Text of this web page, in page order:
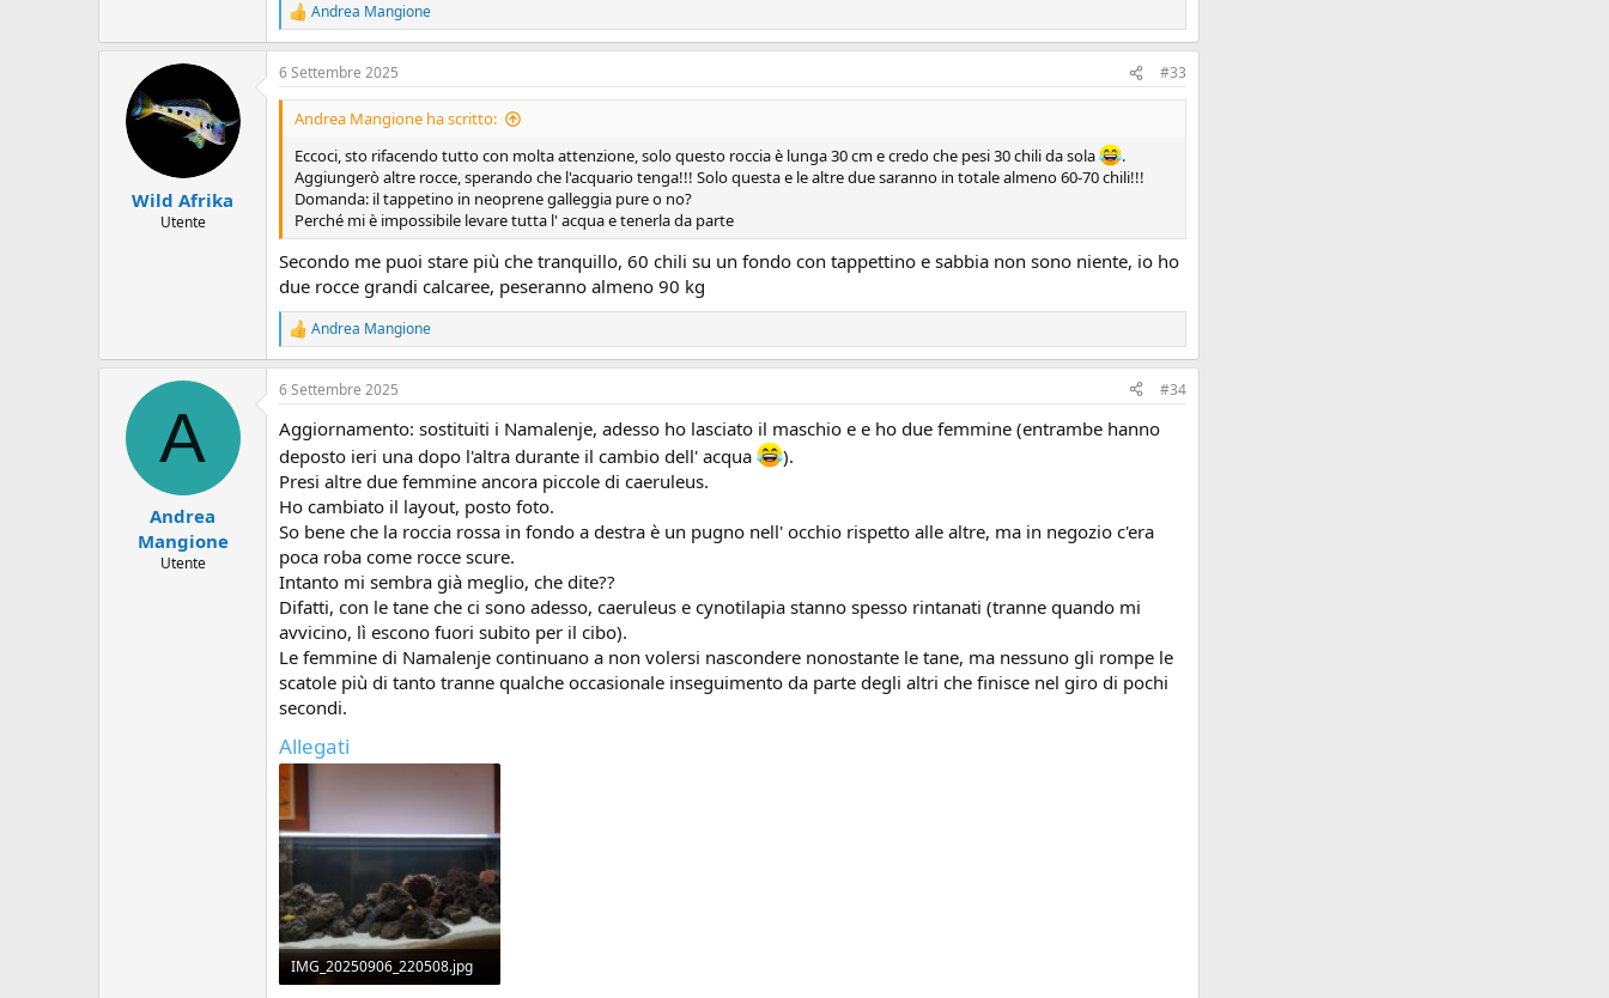
R
e
a
z
i
Andrea Mangione
Wild Afrika
Utente
6 Settembre 2025 #33
Andrea Mangione ha scritto:
Eccoci, sto rifacendo tutto con molta attenzione, solo questo roccia è lunga 30 cm e credo che pesi 30 chili da sola
.
Aggiungerò altre rocce, sperando che l'acquario tenga!!! Solo questa e le altre due saranno in totale almeno 60-70 chili!!!
Domanda: il tappetino in neoprene galleggia pure o no?
Perché mi è impossibile levare tutta l' acqua e tenerla da parte
Secondo me puoi stare più che tranquillo, 60 chili su un fondo con tappettino e sabbia non sono niente, io ho
due rocce grandi calcaree, peseranno almeno 90 kg
R
e
a
z
o
n
i
:
Andrea Mangione
A
Andrea
Mangione
Utente
6 Settembre 2025 #34
Aggiornamento: sostituiti i Namalenje, adesso ho lasciato il maschio e e ho due femmine (entrambe hanno
deposto ieri una dopo l'altra durante il cambio dell' acqua
).
Presi altre due femmine ancora piccole di caeruleus.
Ho cambiato il layout, posto foto.
So bene che la roccia rossa in fondo a destra è un pugno nell' occhio rispetto alle altre, ma in negozio c'era
poca roba come rocce scure.
Intanto mi sembra già meglio, che dite??
Difatti, con le tane che ci sono adesso, caeruleus e cynotilapia stanno spesso rintanati (tranne quando mi
avvicino, lì escono fuori subito per il cibo).
Le femmine di Namalenje continuano a non volersi nascondere nonostante le tane, ma nessuno gli rompe le
scatole più di tanto tranne qualche occasionale inseguimento da parte degli altri che finisce nel giro di pochi
secondi.
Allegati
IMG_20250906_220508.jpg